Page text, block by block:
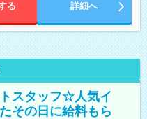
る 詳細へ
スタッフ☆人気イ
その日に給料もら